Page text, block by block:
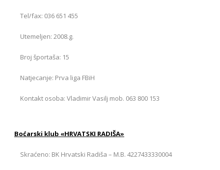
Tel/fax: 036 651 455
Utemeljen: 2008.g.
Broj športaša: 15
Natjecanje: Prva liga FBiH
Kontakt osoba: Vladimir Vasilj mob. 063 800 153
Boćarski klub «HRVATSKI RADIŠA»
Skraćeno: BK Hrvatski Radiša – M.B. 4227433330004